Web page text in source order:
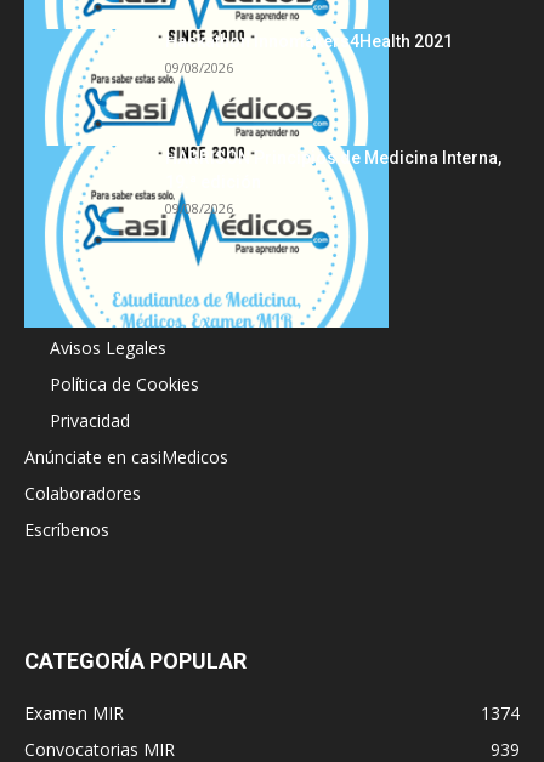
Hackathon Innomakers4Health 2021
09/08/2026
HARRISON Principios de Medicina Interna,
09/08/2026
Acerca de
Avisos Legales
Política de Cookies
Privacidad
Anúnciate en casiMedicos
Colaboradores
Escríbenos
CATEGORÍA POPULAR
Examen MIR
1374
Convocatorias MIR
939